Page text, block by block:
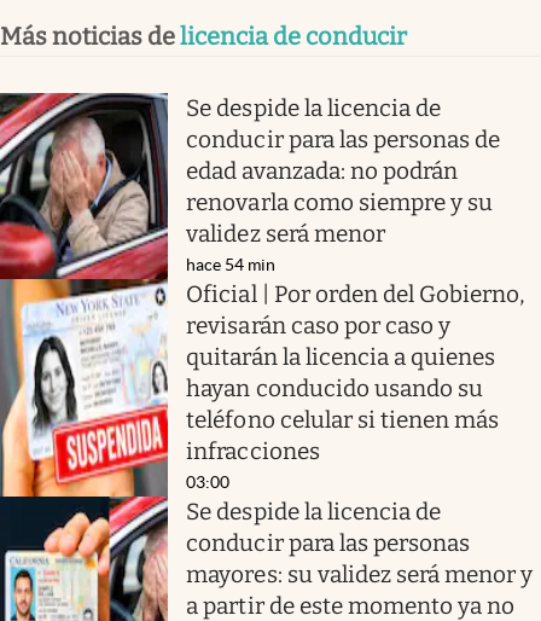
Más noticias delicencia de conducir
Se despide la licencia de
conducir para las personas de
edad avanzada: no podrán
renovarla como siempre y su
validez será menor
hace 54 min
Oficial | Por orden del Gobierno,
revisarán caso por caso y
quitarán la licencia a quienes
hayan conducido usando su
teléfono celular si tienen más
infracciones
03:00
Se despide la licencia de
conducir para las personas
mayores: su validez será menor y
a partir de este momento ya no